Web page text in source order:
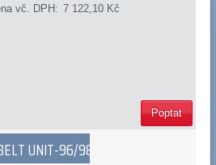
vč. DPH: 7 122,10 Kč
Poptat
UNIT-96/98